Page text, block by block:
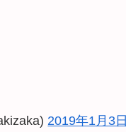
2019年1月3日